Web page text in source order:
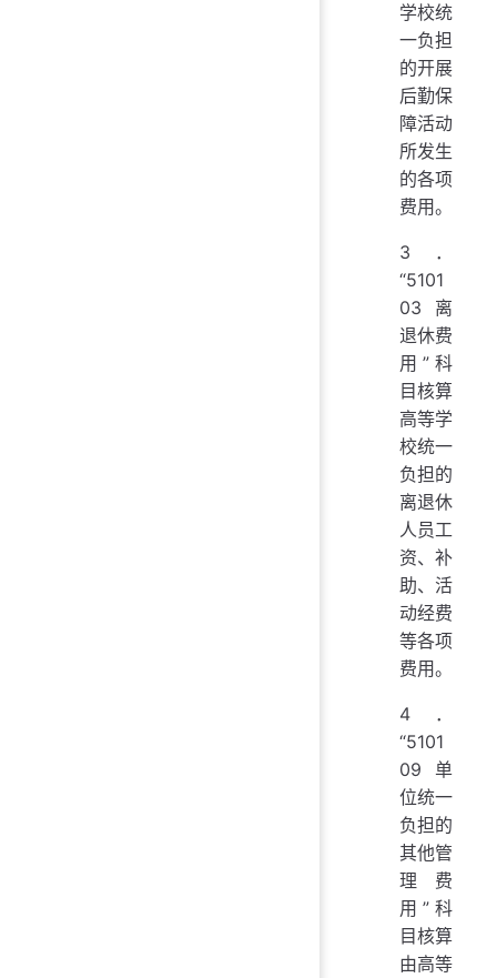
学校统
一负担
的开展
后勤保
障活动
所发生
的各项
费用。
3．
“5101
03 离
退休费
用”科
目核算
高等学
校统一
负担的
离退休
人员工
资、补
助、活
动经费
等各项
费用。
4．
“5101
09 单
位统一
负担的
其他管
理费
用”科
目核算
由高等